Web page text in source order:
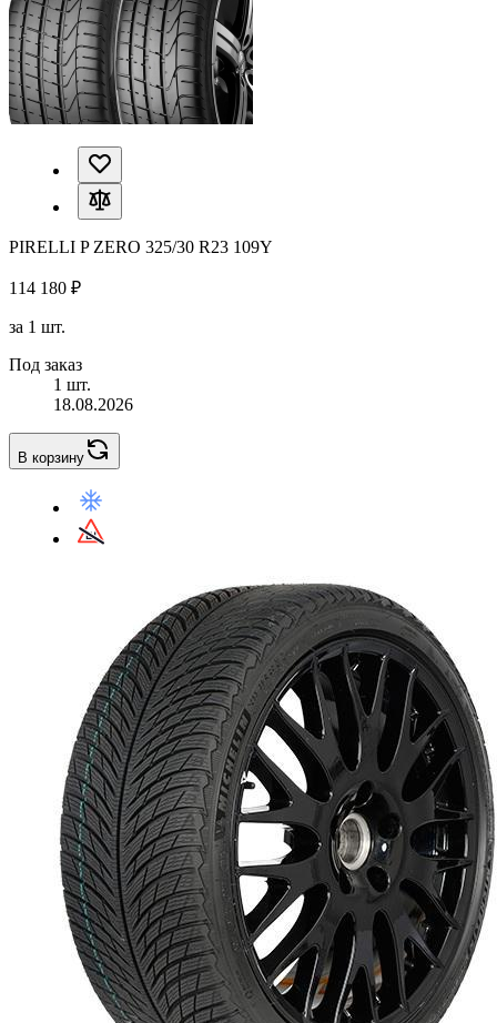
PIRELLI P ZERO 325/30 R23 109Y
114 180 ₽
за 1 шт.
Под заказ
1 шт.
18.08.2026
В корзину